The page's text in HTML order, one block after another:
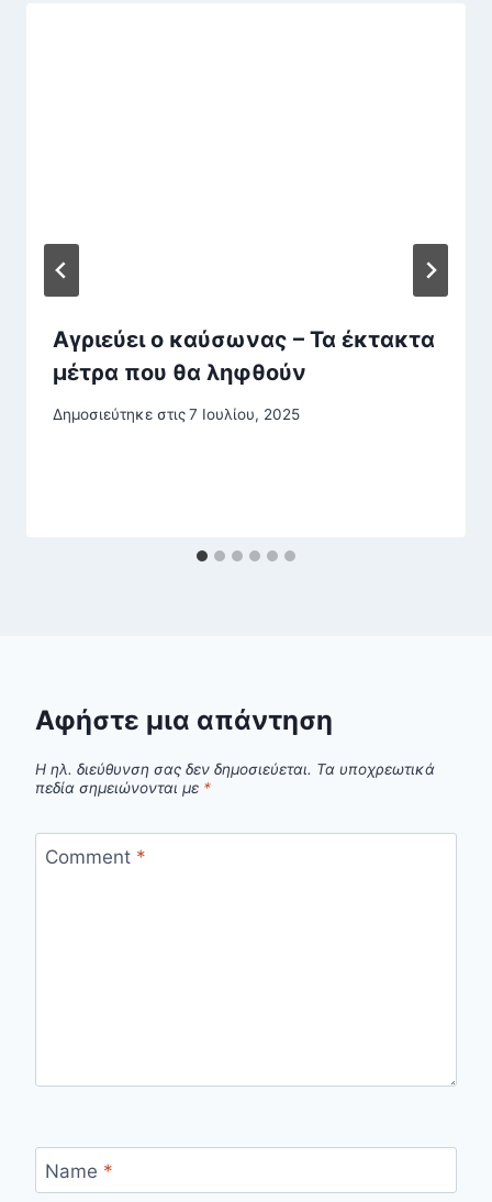
Αγριεύει ο καύσωνας – Τα έκτακτα
μέτρα που θα ληφθούν
Δημοσιεύτηκε στις7 Ιουλίου, 2025
Αφήστε μια απάντηση
Η ηλ. διεύθυνση σας δεν δημοσιεύεται. Τα υποχρεωτικά
πεδία σημειώνονται με *
Comment *
Name *